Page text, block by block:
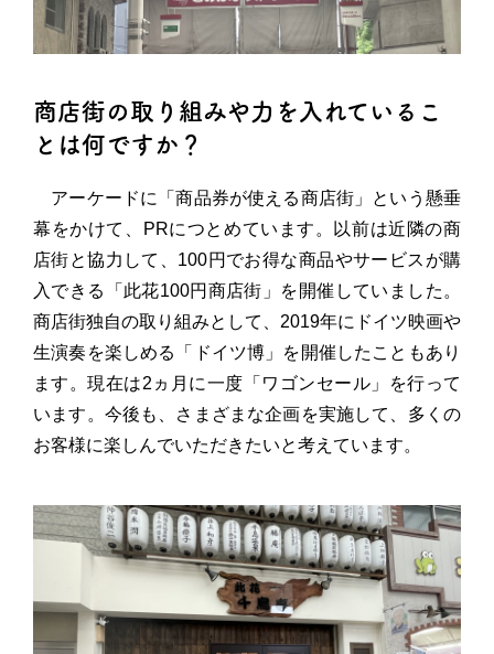
商店街の取り組みや力を入れているこ
とは何ですか？
アーケードに「商品券が使える商店街」という懸垂
幕をかけて、PRにつとめています。以前は近隣の商
店街と協力して、100円でお得な商品やサービスが購
入できる「此花100円商店街」を開催していました。
商店街独自の取り組みとして、2019年にドイツ映画や
生演奏を楽しめる「ドイツ博」を開催したこともあり
ます。現在は2ヵ月に一度「ワゴンセール」を行って
います。今後も、さまざまな企画を実施して、多くの
お客様に楽しんでいただきたいと考えています。